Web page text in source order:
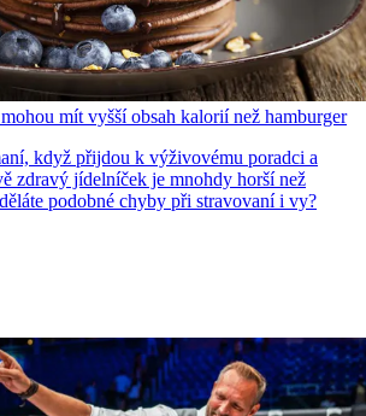
mít vyšší obsah kalorií než hamburger
když přijdou k výživovému poradci a
zdravý jídelníček je mnohdy horší než
podobné chyby při stravovaní i vy?